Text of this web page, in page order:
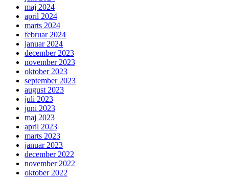
maj 2024
april 2024
marts 2024
februar 2024
januar 2024
december 2023
november 2023
oktober 2023
september 2023
august 2023
juli 2023
juni 2023
maj 2023
april 2023
marts 2023
januar 2023
december 2022
november 2022
oktober 2022